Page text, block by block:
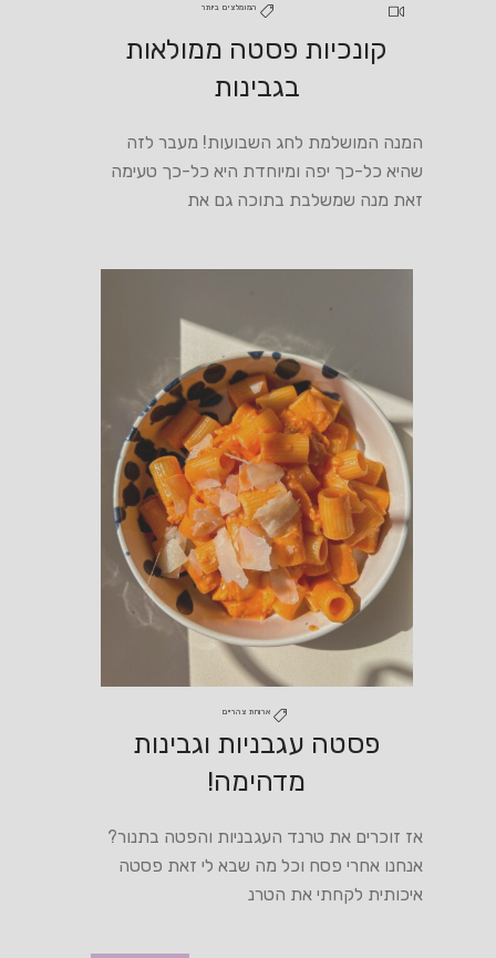
המומלצים ביותר
קונכיות פסטה ממולאות
בגבינות
המנה המושלמת לחג השבועות! מעבר לזה
שהיא כל-כך יפה ומיוחדת היא כל-כך טעימה
זאת מנה שמשלבת בתוכה גם את
ארוחת צהריים
פסטה עגבניות וגבינות
מדהימה!
אז זוכרים את טרנד העגבניות והפטה בתנור?
אנחנו אחרי פסח וכל מה שבא לי זאת פסטה
איכותית לקחתי את הטרנ